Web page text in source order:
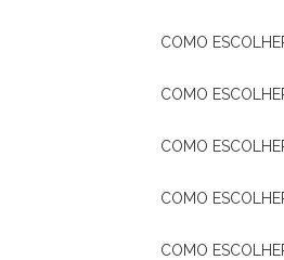
COMO
COMO
COMO
COMO
COMO